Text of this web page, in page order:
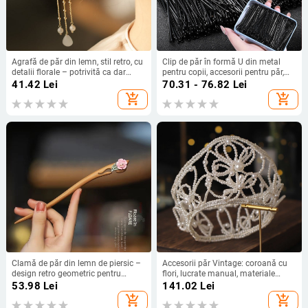
Agrafă de păr din lemn, stil retro, cu
detalii florale – potrivită ca dar
pentru nuntă sau zi de naștere
41.42 Lei
add_shopping_cart
Clip de păr în formă U din metal
pentru copii, accesorii pentru păr,
toamna 2021
70.31 - 76.82 Lei
add_shopping_cart
Clamă de păr din lemn de piersic –
design retro geometric pentru
Hanfu, purtare zilnică
53.98 Lei
add_shopping_cart
Accesorii păr Vintage: coroană cu
flori, lucrate manual, materiale
mixte, formă de coroană, lansare
iarnă 2025, potrivit pentru nunți
141.02 Lei
add_shopping_cart